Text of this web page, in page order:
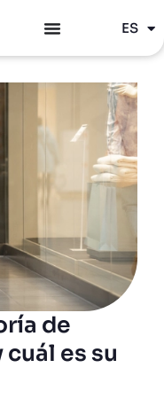
ES
EN
de
es su